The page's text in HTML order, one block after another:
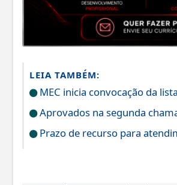
LEIA TAMBÉM:
MEC inicia convocação da
Aprovados na segunda
Prazo de recurso para